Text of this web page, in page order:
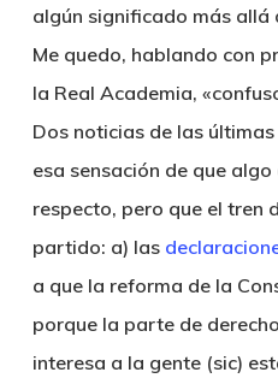
algún significado más allá
Me quedo, hablando con
la Real Academia,
Dos noticias de las
esa sensación de que
respecto, pero que el tren
partido: a) las
a que la reforma de la
porque la parte de
interesa a la gente (sic)